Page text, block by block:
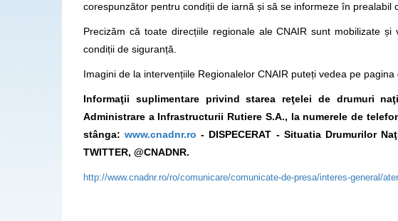
corespunzător pentru condiții de iarnă și să se informeze în prealabil
Precizăm că toate direcțiile regionale ale CNAIR sunt mobilizate
condiții de siguranță.
Imagini de la intervențiile Regionalelor CNAIR puteți vedea pe
Informaţii suplimentare privind starea reţelei de drumuri
Administrare a Infrastructurii Rutiere S.A., la numerele de
stânga:www.cnadnr.ro - DISPECERAT - Situatia Drumurilor
TWITTER, @CNADNR.
http://www.cnadnr.ro/ro/comunicare/comunicate-de-presa/interes-general/